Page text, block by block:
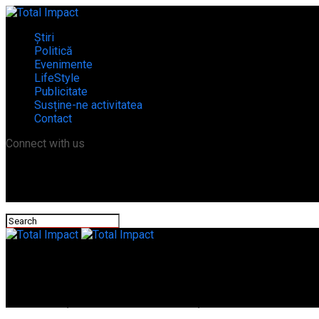
Știri
Politică
Evenimente
LifeStyle
Publicitate
Susține-ne activitatea
Contact
Connect with us